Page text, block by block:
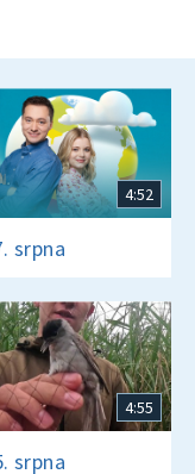
4:52
srpna
4:55
srpna